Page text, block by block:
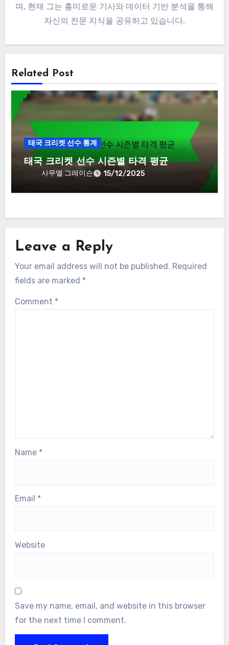
며, 현재 그는 흥미로운 기사와 데이터 기반 분석을 통해
자신의 전문 지식을 공유하고 있습니다.
Related Post
태국 크리켓 선수 통계
태국 크리켓 선수 시즌별 타격 평균
사무엘 그레이슨 15/12/2025
Leave a Reply
Your email address will not be published. Required
fields are marked *
Comment *
Name *
Email *
Website
Save my name, email, and website in this browser
for the next time I comment.